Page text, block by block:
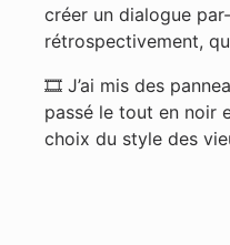
créer un dialogue
rétrospectivement,
🎞 J’ai mis des
passé le tout en noir
choix du style des